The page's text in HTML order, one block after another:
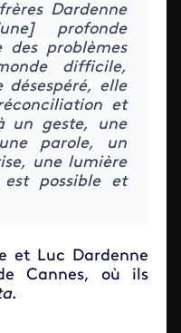
Dardenne
profonde
problèmes
difficile,
désespéré, elle
et
un geste, une
parole, un
une lumière
possible et
et Luc Dardenne
Cannes, où ils
.